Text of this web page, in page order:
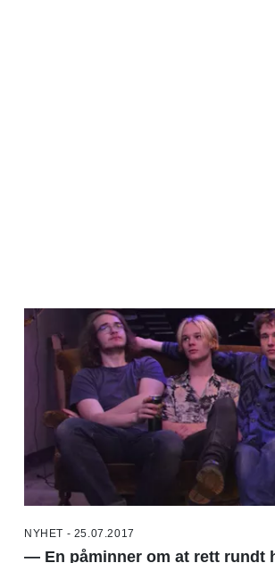
NYHET - 25.07.2017
— En påminner om at rett rundt